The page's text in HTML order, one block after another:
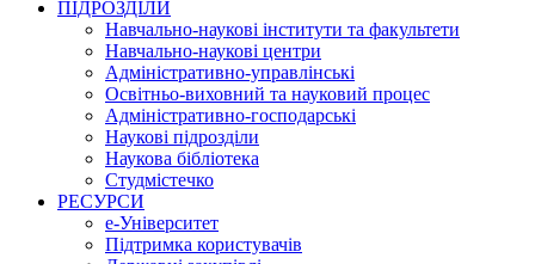
ПІДРОЗДІЛИ
Навчально-наукові інститути та факультети
Навчально-наукові центри
Адміністративно-управлінські
Освітньо-виховний та науковий процес
Адміністративно-господарські
Наукові підрозділи
Наукова бібліотека
Студмістечко
РЕСУРСИ
е-Університет
Підтримка користувачів